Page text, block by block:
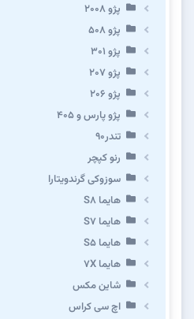
پژو ۲۰۰۸
پژو ۵۰۸
پژو 301
پژو ۲۰۷
پژو ۲۰۶
پژو پارس و ۴۰۵
تندر۹۰
رنو کپچر
سوزوکی گرندویتارا
هایما S8
هایما S7
هایما S5
هایما 7X
شاین مکس
اچ سی کراس